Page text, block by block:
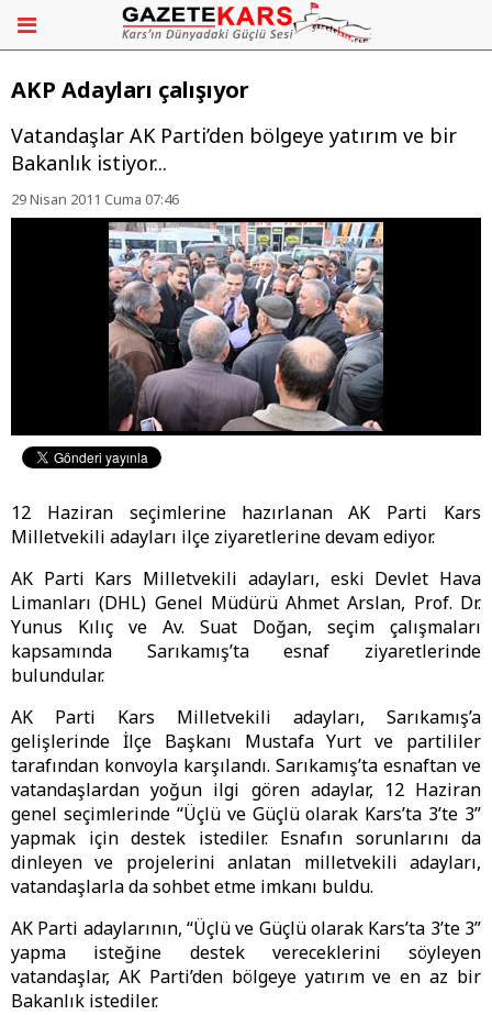
AKP Adayları çalışıyor
Vatandaşlar AK Parti’den bölgeye yatırım ve bir
Bakanlık istiyor...
29 Nisan 2011 Cuma 07:46
12 Haziran seçimlerine hazırlanan AK Parti Kars
Milletvekili adayları ilçe ziyaretlerine devam ediyor.
AK Parti Kars Milletvekili adayları, eski Devlet Hava
Limanları (DHL) Genel Müdürü Ahmet Arslan, Prof. Dr.
Yunus Kılıç ve Av. Suat Doğan, seçim çalışmaları
kapsamında Sarıkamış’ta esnaf ziyaretlerinde
bulundular.
AK Parti Kars Milletvekili adayları, Sarıkamış’a
gelişlerinde İlçe Başkanı Mustafa Yurt ve partililer
tarafından konvoyla karşılandı. Sarıkamış’ta esnaftan ve
vatandaşlardan yoğun ilgi gören adaylar, 12 Haziran
genel seçimlerinde “Üçlü ve Güçlü olarak Kars’ta 3’te 3”
yapmak için destek istediler. Esnafın sorunlarını da
dinleyen ve projelerini anlatan milletvekili adayları,
vatandaşlarla da sohbet etme imkanı buldu.
AK Parti adaylarının, “Üçlü ve Güçlü olarak Kars’ta 3’te 3”
yapma isteğine destek vereceklerini söyleyen
vatandaşlar, AK Parti’den bölgeye yatırım ve en az bir
Bakanlık istediler.